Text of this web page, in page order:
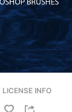
LICENSE INFO